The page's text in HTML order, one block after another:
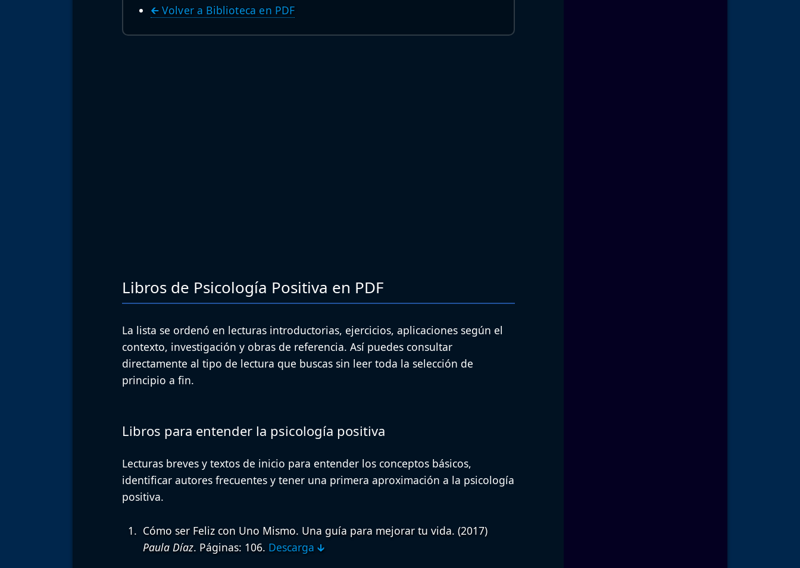
🡰 Volver a Biblioteca en PDF
Libros de Psicología Positiva en PDF
La lista se ordenó en lecturas introductorias, ejercicios, aplicaciones según el
contexto, investigación y obras de referencia. Así puedes consultar
directamente al tipo de lectura que buscas sin leer toda la selección de
principio a fin.
Libros para entender la psicología positiva
Lecturas breves y textos de inicio para entender los conceptos básicos,
identificar autores frecuentes y tener una primera aproximación a la psicología
positiva.
Cómo ser Feliz con Uno Mismo. Una guía para mejorar tu vida. (2017)
Paula Díaz. Páginas: 106. Descarga 🡳